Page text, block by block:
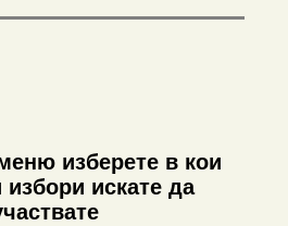
изберете в кои
искате да